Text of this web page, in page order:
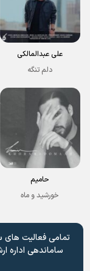
علی عبدالمالکی
دلم تنگه
حامیم
خورشید و ماه
تمامی فعالیت های
ساماندهی اداره